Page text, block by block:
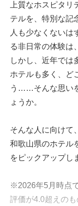
上質なホスピタ
テルを、特別な記
人も少なくないは
る非日常の体験は
しかし、近年では
ホテルも多く、ど
う……そんな思い
ょうか。
そんな人に向けて
和歌山県のホテル
をピックアップし
※2026年5月時点
評価が4.0超えの